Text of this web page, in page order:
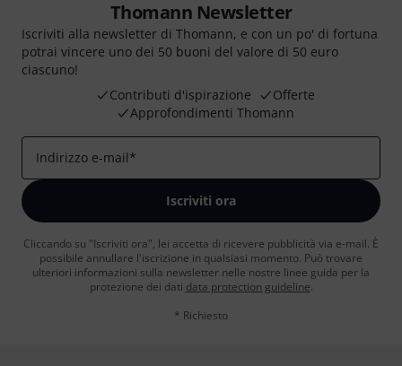
Thomann Newsletter
Iscriviti alla newsletter di Thomann, e con un po' di fortuna
potrai vincere uno dei 50 buoni del valore di 50 euro
ciascuno!
Contributi d'ispirazione
Offerte
Approfondimenti Thomann
Indirizzo e-mail*
Iscriviti ora
Cliccando su "Iscriviti ora", lei accetta di ricevere pubblicità via e-mail. È
possibile annullare l'iscrizione in qualsiasi momento. Può trovare
ulteriori informazioni sulla newsletter nelle nostre linee guida per la
protezione dei dati data protection guideline.
* Richiesto